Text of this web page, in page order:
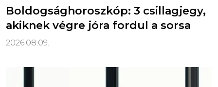
Boldogsághoroszkóp: 3 csillagjegy,
akiknek végre jóra fordul a sorsa
2026.08.09.